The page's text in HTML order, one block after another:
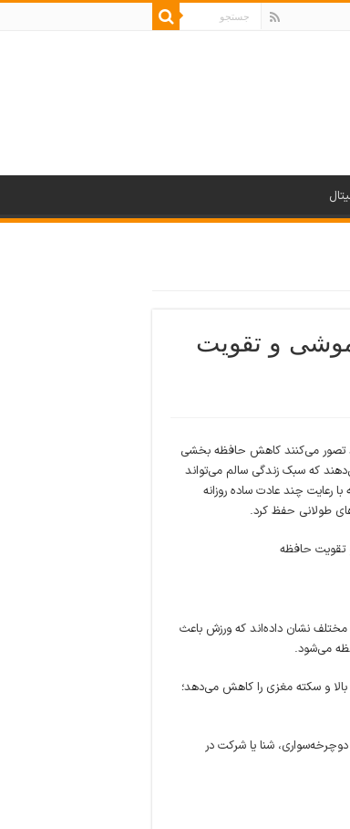
و تقویت
تصور می‌کنند کاهش حافظه بخشی
که سبک زندگی سالم می‌تواند
رعایت چند عادت ساده روزانه
طولانی حفظ کرد.
نشان داده‌اند که ورزش باعث
می‌شود.
بالا و سکته مغزی را کاهش می‌دهد؛
دوچرخه‌سواری، شنا یا شرکت در